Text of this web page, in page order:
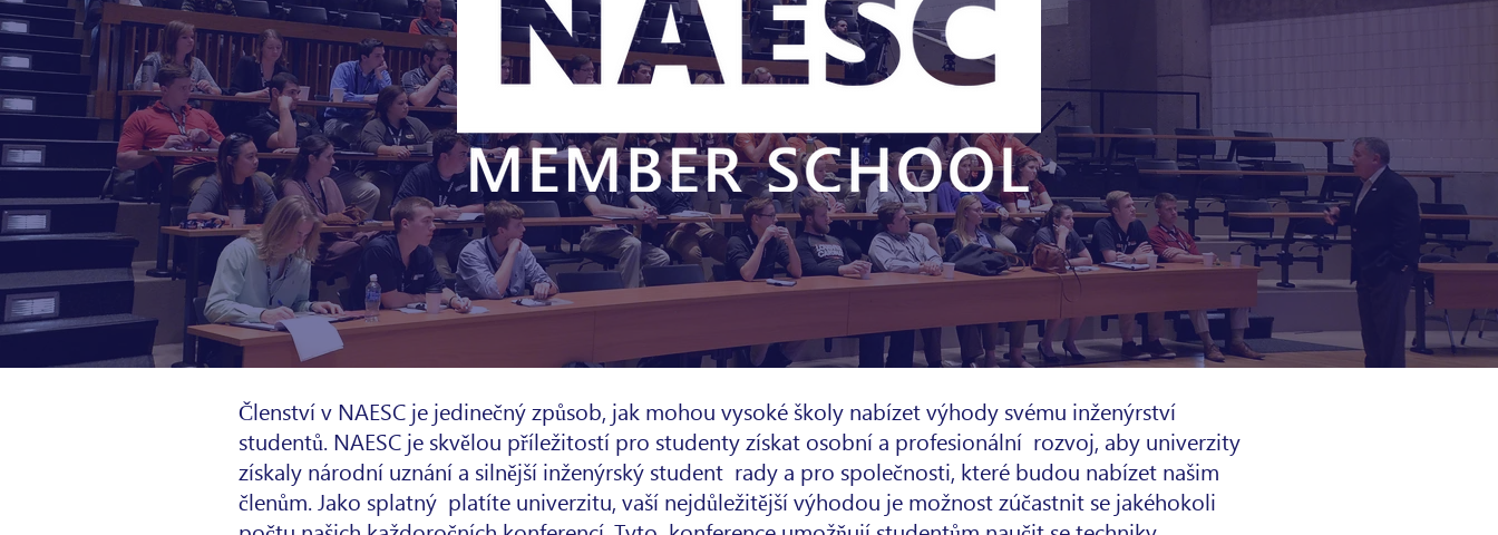
Členství v NAESC je jedinečný způsob, jak mohou vysoké školy nabízet výhody svému inženýrství
studentů. NAESC je skvělou příležitostí pro studenty získat osobní a profesionální rozvoj, aby univerzity
získaly národní uznání a silnější inženýrský student rady a pro společnosti, které budou nabízet našim
členům. Jako splatný platíte univerzitu, vaší nejdůležitější výhodou je možnost zúčastnit se jakéhokoli